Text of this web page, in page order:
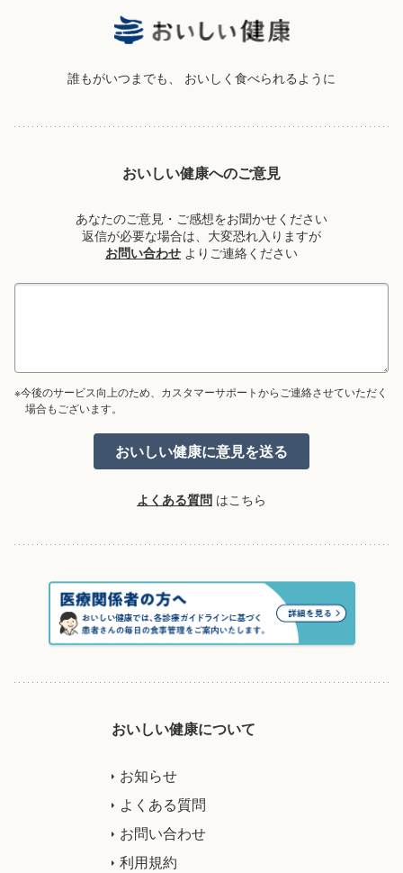
誰もがいつまでも、 おいしく食べられるように
おいしい健康へのご意見
あなたのご意見・ご感想をお聞かせください
返信が必要な場合は、大変恐れ入りますが
お問い合わせ よりご連絡ください
※今後のサービス向上のため、カスタマーサポートからご連絡させていただく
場合もございます。
よくある質問 はこちら
おいしい健康について
お知らせ
よくある質問
お問い合わせ
利用規約